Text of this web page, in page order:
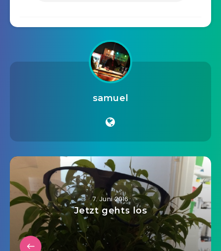
samuel
7. Juni 2016
Jetzt gehts los